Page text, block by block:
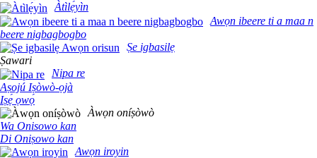
Àtìlẹ́yìn
Awọn ibeere ti a maa n
beere nigbagbogbo
Ṣe igbasilẹ
Ṣawari
Nipa re
Aṣojú Iṣòwò-ọjà
Iṣẹ́ ọwọ́
Àwọn oníṣòwò
Wa Onisowo kan
Di Oniṣowo kan
Awọn iroyin